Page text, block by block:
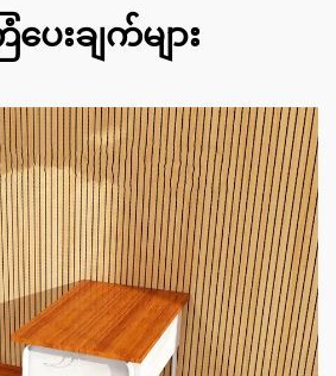
ေးချက်များ